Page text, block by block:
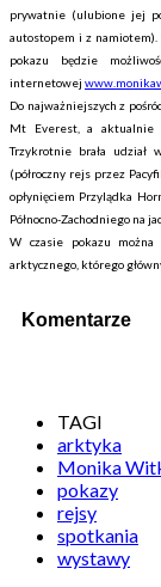
prywatnie (ulubione jej
autostopem i z
pokazu będzie
internetowej
Do najważniejszych z
Mt Everest, a aktualnie
Trzykrotnie brała udział
(półroczny rejs przez
opłynięciem Przylądka
Północno-Zachodniego na
W czasie pokazu
arktycznego, którego
Komentarze
TAGI
arktyka
Monika
pokazy
rejsy
spotkania
wystawy